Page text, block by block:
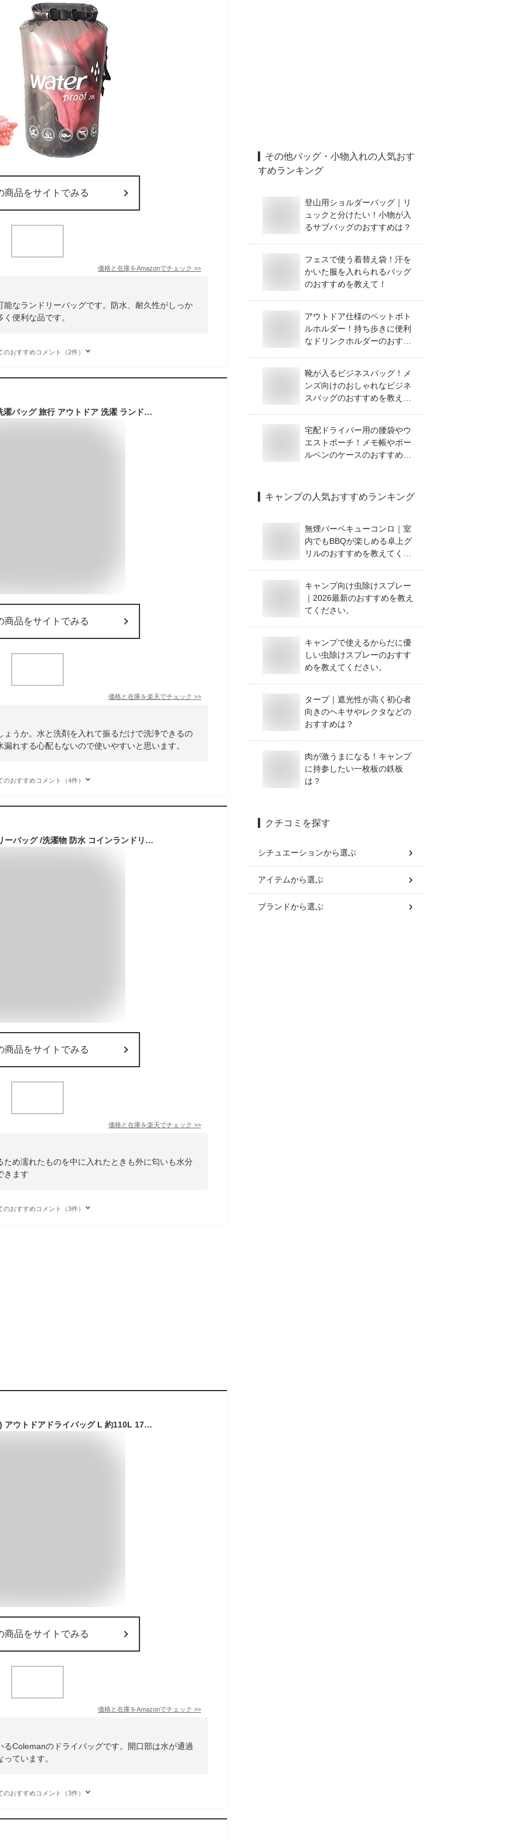
商品をサイトでみる
価格と在庫をAmazonでチェック >>
なランドリーバッグです。防水、耐久性がしっか
便利な品です。
のおすすめコメント（2件）
【楽天1位】 洗濯袋 洗濯バッグ 旅行 アウトドア 洗濯 ランドリーバッグ 軽量 コンパクト 手洗い おしゃれ着洗い 泥汚れ 手荒れ 防水 防水バッグ 防災 海外旅行 バックパッカー ウォッシュバッグ 旅行洗濯グッズ 分別洗い 予洗い 旅行 便利グッズ 10L 5L ザブル
商品をサイトでみる
価格と在庫を楽天でチェック >>
うか。水と洗剤を入れて振るだけで洗浄できるの
れする心配もないので使いやすいと思います。
のおすすめコメント（4件）
ロールアップ ランドリーバッグ /洗濯物 防水 コインランドリー アウトドア スポーツ 洗濯かご 袋 服 着替え タオル コンパクト ショルダー紐 肩掛け レジャー ピクニック 運動会 キャンプ おしゃれ
商品をサイトでみる
価格と在庫を楽天でチェック >>
め濡れたものを中に入れたときも外に匂いも水分
きます
のおすすめコメント（3件）
コールマン(Coleman) アウトドアドライバッグ L 約110L 170-6899
商品をサイトでみる
価格と在庫をAmazonでチェック >>
Colemanのドライバッグです。開口部は水が通過
ています。
のおすすめコメント（3件）
その他バッグ・小物入れの人気おす
すめランキング
登山用ショルダーバッグ｜リ
ュックと分けたい！小物が入
るサブバッグのおすすめは？
フェスで使う着替え袋！汗を
かいた服を入れられるバッグ
のおすすめを教えて！
アウトドア仕様のペットボト
ルホルダー！持ち歩きに便利
なドリンクホルダーのおすす
靴が入るビジネスバッグ！メ
ンズ向けのおしゃれなビジネ
スバッグのおすすめを教え
宅配ドライバー用の腰袋やウ
エストポーチ！メモ帳やボー
ルペンのケースのおすすめ
キャンプの人気おすすめランキング
無煙バーベキューコンロ｜室
内でもBBQが楽しめる卓上グ
リルのおすすめを教えてくだ
キャンプ向け虫除けスプレー
｜2026最新のおすすめを教え
てください。
キャンプで使えるからだに優
しい虫除けスプレーのおすす
めを教えてください。
タープ｜遮光性が高く初心者
向きのヘキサやレクタなどの
おすすめは？
肉が激うまになる！キャンプ
に持参したい一枚板の鉄板
は？
クチコミを探す
シチュエーションから選ぶ
アイテムから選ぶ
ブランドから選ぶ